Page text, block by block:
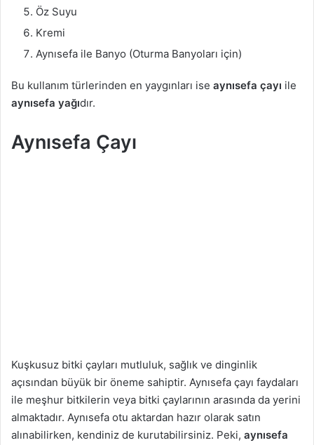
Öz Suyu
Kremi
Aynısefa ile Banyo (Oturma Banyoları için)
Bu kullanım türlerinden en yaygınları ise aynısefa çayı ile
aynısefa yağıdır.
Aynısefa Çayı
Kuşkusuz bitki çayları mutluluk, sağlık ve dinginlik
açısından büyük bir öneme sahiptir. Aynısefa çayı faydaları
ile meşhur bitkilerin veya bitki çaylarının arasında da yerini
almaktadır. Aynısefa otu aktardan hazır olarak satın
alınabilirken, kendiniz de kurutabilirsiniz. Peki, aynısefa